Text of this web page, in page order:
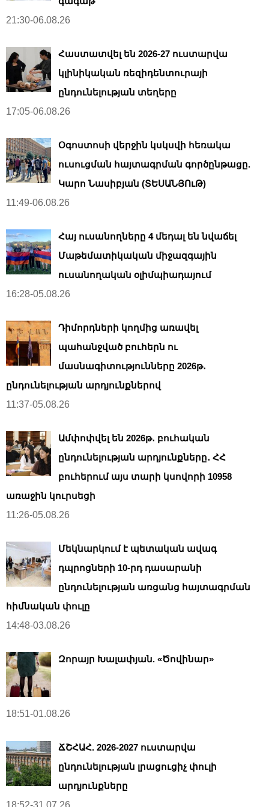
21:30-06.08.26
Հաստատվել են 2026-27 ուստարվա
կլինիկական ռեզիդենտուրայի
ընդունելության տեղերը
17:05-06.08.26
Օգոստոսի վերջին կսկսվի հեռակա
ուսուցման հայտագրման գործընթացը.
Կարո Նասիբյան (ՏԵՍԱՆՅՈւԹ)
11:49-06.08.26
Հայ ուսանողները 4 մեդալ են նվաճել
Մաթեմատիկական միջազգային
ուսանողական օլիմպիադայում
16:28-05.08.26
Դիմորդների կողմից առավել
պահանջված բուհերն ու
մասնագիտությունները 2026թ․
ընդունելության արդյունքներով
11:37-05.08.26
Ամփոփվել են 2026թ․ բուհական
ընդունելության արդյունքները․ ՀՀ
բուհերում այս տարի կսովորի 10958
առաջին կուրսեցի
11:26-05.08.26
Մեկնարկում է պետական ավագ
դպրոցների 10-րդ դասարանի
ընդունելության առցանց հայտագրման
հիմնական փուլը
14:48-03.08.26
Զորայր Խալափյան. «Ծովինար»
18:51-01.08.26
ՃՇՀԱՀ. 2026-2027 ուստարվա
ընդունելության լրացուցիչ փուլի
արդյունքները